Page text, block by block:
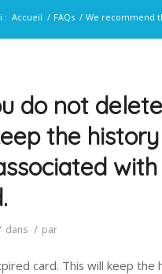
: Accueil / FAQs / We recommend
do not
the
dans / par
card. This will keep the